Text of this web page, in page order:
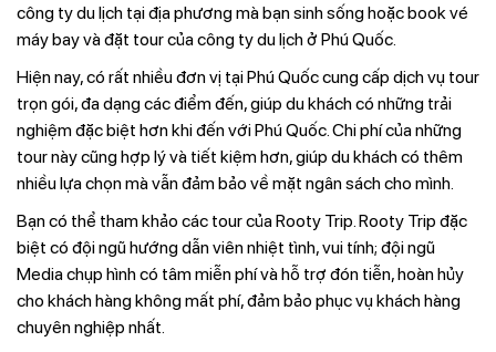
công ty du lịch tại địa phương mà bạn sinh sống hoặc book vé
máy bay và đặt tour của công ty du lịch ở Phú Quốc.
Hiện nay, có rất nhiều đơn vị tại Phú Quốc cung cấp dịch vụ tour
trọn gói, đa dạng các điểm đến, giúp du khách có những trải
nghiệm đặc biệt hơn khi đến với Phú Quốc. Chi phí của những
tour này cũng hợp lý và tiết kiệm hơn, giúp du khách có thêm
nhiều lựa chọn mà vẫn đảm bảo về mặt ngân sách cho mình.
Bạn có thể tham khảo các tour của Rooty Trip. Rooty Trip đặc
biệt có đội ngũ hướng dẫn viên nhiệt tình, vui tính; đội ngũ
Media chụp hình có tâm miễn phí và hỗ trợ đón tiễn, hoàn hủy
cho khách hàng không mất phí, đảm bảo phục vụ khách hàng
chuyên nghiệp nhất.